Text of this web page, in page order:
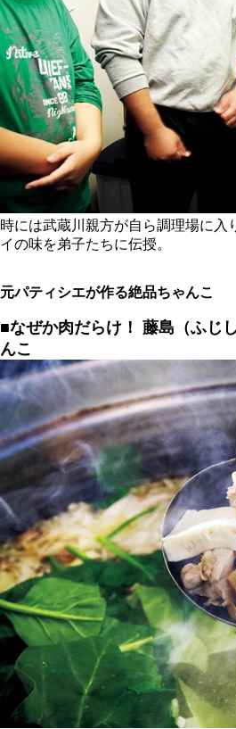
時には武蔵川親方が自ら調理場に入
イの味を弟子たちに伝授。
元パティシエが作る絶品ちゃんこ
■なぜか肉だらけ！ 藤島（ふじ
んこ